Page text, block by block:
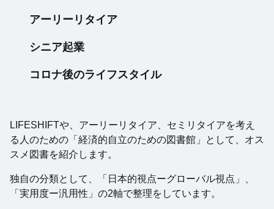
アーリーリタイア
シニア起業
コロナ後のライフスタイル
LIFESHIFTや、アーリーリタイア、セミリタイアを考え
る人のための「経済的自立のための図書館」として、オス
スメ図書を紹介します。
独自の分類として、「日本的視点ーグローバル視点」、
「実用度ー汎用性」の2軸で整理をしています。